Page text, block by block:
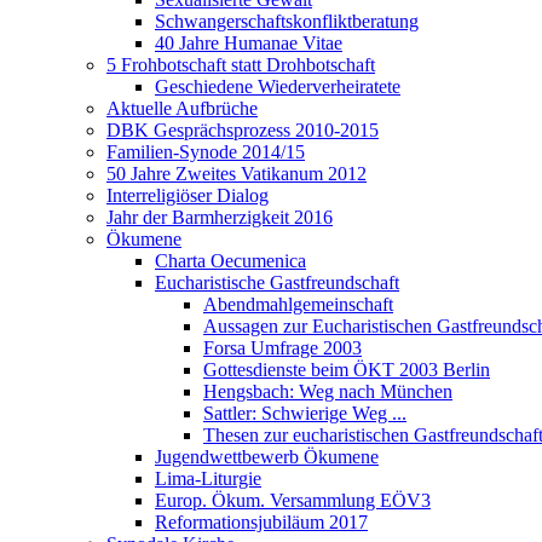
Schwangerschaftskonfliktberatung
40 Jahre Humanae Vitae
5 Frohbotschaft statt Drohbotschaft
Geschiedene Wiederverheiratete
Aktuelle Aufbrüche
DBK Gesprächsprozess 2010-2015
Familien-Synode 2014/15
50 Jahre Zweites Vatikanum 2012
Interreligiöser Dialog
Jahr der Barmherzigkeit 2016
Ökumene
Charta Oecumenica
Eucharistische Gastfreundschaft
Abendmahlgemeinschaft
Aussagen zur Eucharistischen
Forsa Umfrage 2003
Gottesdienste beim ÖKT 2003 Berlin
Hengsbach: Weg nach München
Sattler: Schwierige Weg ...
Thesen zur eucharistischen Gastfreundschaft
Jugendwettbewerb Ökumene
Lima-Liturgie
Europ. Ökum. Versammlung EÖV3
Reformationsjubiläum 2017